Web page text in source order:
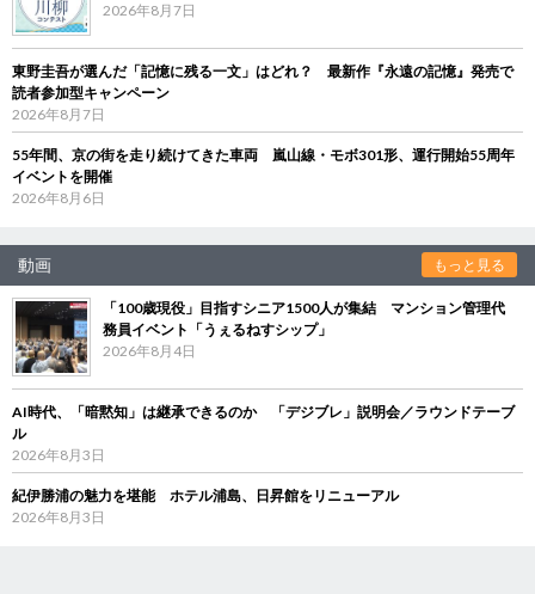
2026年8月7日
東野圭吾が選んだ「記憶に残る一文」はどれ？ 最新作『永遠の記憶』発売で
読者参加型キャンペーン
2026年8月7日
55年間、京の街を走り続けてきた車両 嵐山線・モボ301形、運行開始55周年
イベントを開催
2026年8月6日
動画 もっと見る
「100歳現役」目指すシニア1500人が集結 マンション管理代
務員イベント「うぇるねすシップ」
2026年8月4日
AI時代、「暗黙知」は継承できるのか 「デジブレ」説明会／ラウンドテーブ
ル
2026年8月3日
紀伊勝浦の魅力を堪能 ホテル浦島、日昇館をリニューアル
2026年8月3日